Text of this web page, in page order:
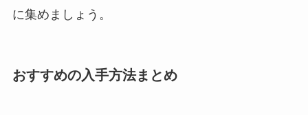
に集めましょう。
おすすめの入手方法まとめ